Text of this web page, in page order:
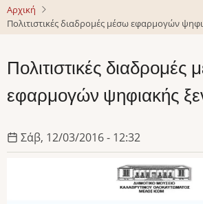
Αρχική
Πολιτιστικές διαδρομές μέσω εφαρμογών
Πολιτιστικές διαδρομές
εφαρμογών ψηφιακής
Σάβ, 12/03/2016 - 12:32